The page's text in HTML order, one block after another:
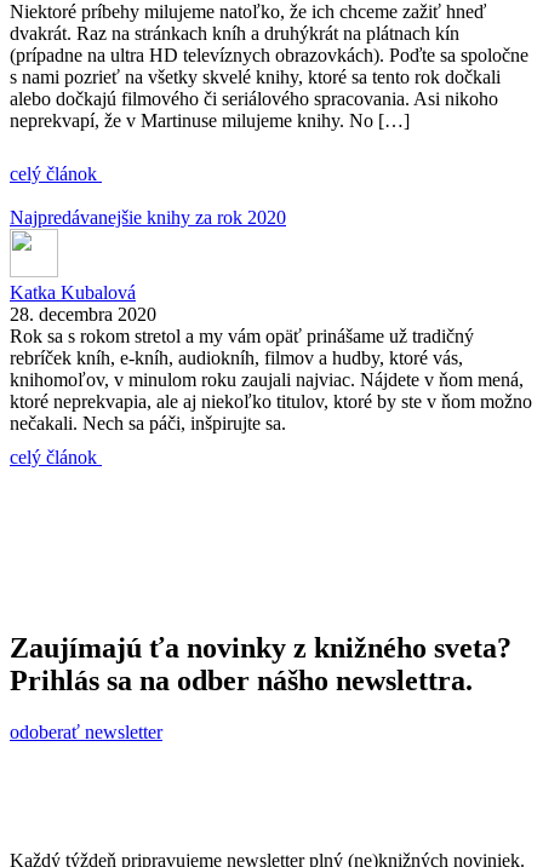
Niektoré príbehy milujeme natoľko, že ich chceme zažiť hneď
dvakrát. Raz na stránkach kníh a druhýkrát na plátnach kín
(prípadne na ultra HD televíznych obrazovkách). Poďte sa spoločne
s nami pozrieť na všetky skvelé knihy, ktoré sa tento rok dočkali
alebo dočkajú filmového či seriálového spracovania. Asi nikoho
neprekvapí, že v Martinuse milujeme knihy. No […]
celý článok
Najpredávanejšie knihy za rok 2020
Katka Kubalová
28. decembra 2020
Rok sa s rokom stretol a my vám opäť prinášame už tradičný
rebríček kníh, e-kníh, audiokníh, filmov a hudby, ktoré vás,
knihomoľov, v minulom roku zaujali najviac. Nájdete v ňom mená,
ktoré neprekvapia, ale aj niekoľko titulov, ktoré by ste v ňom možno
nečakali. Nech sa páči, inšpirujte sa.
celý článok
Zaujímajú ťa novinky z knižného sveta?
Prihlás sa na odber nášho newslettra.
odoberať newsletter
Každý týždeň pripravujeme newsletter plný (ne)knižných noviniek.